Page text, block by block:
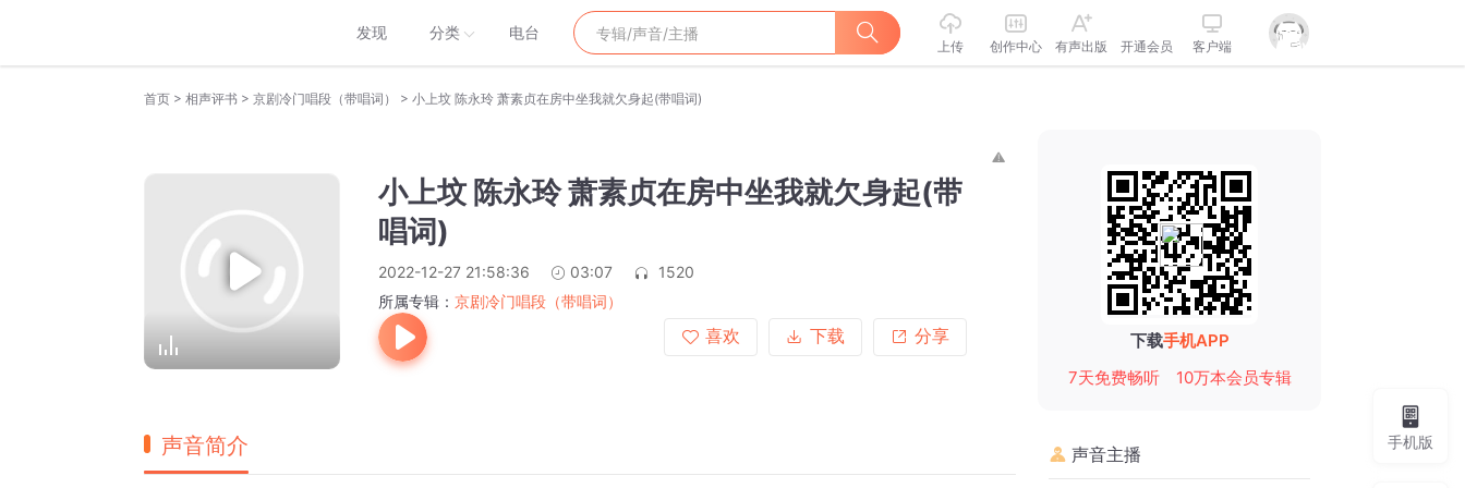
发现 分类 电台
上传 创作中心 有声出版 开通会员 客户端
首页 > 相声评书 > 京剧冷门唱段（带唱词） > 小上坟 陈永玲 萧素贞在房中坐我就欠身起(带唱词)
小上坟 陈永玲 萧素贞在房中坐我就欠身起(带
唱词)
2022-12-27 21:58:36 03:07
1520
所属专辑： 京剧冷门唱段（带唱词）
喜欢
下载 分享
声音简介
下载手机APP
7天免费畅听
10万本会员专辑
声音主播
手机版